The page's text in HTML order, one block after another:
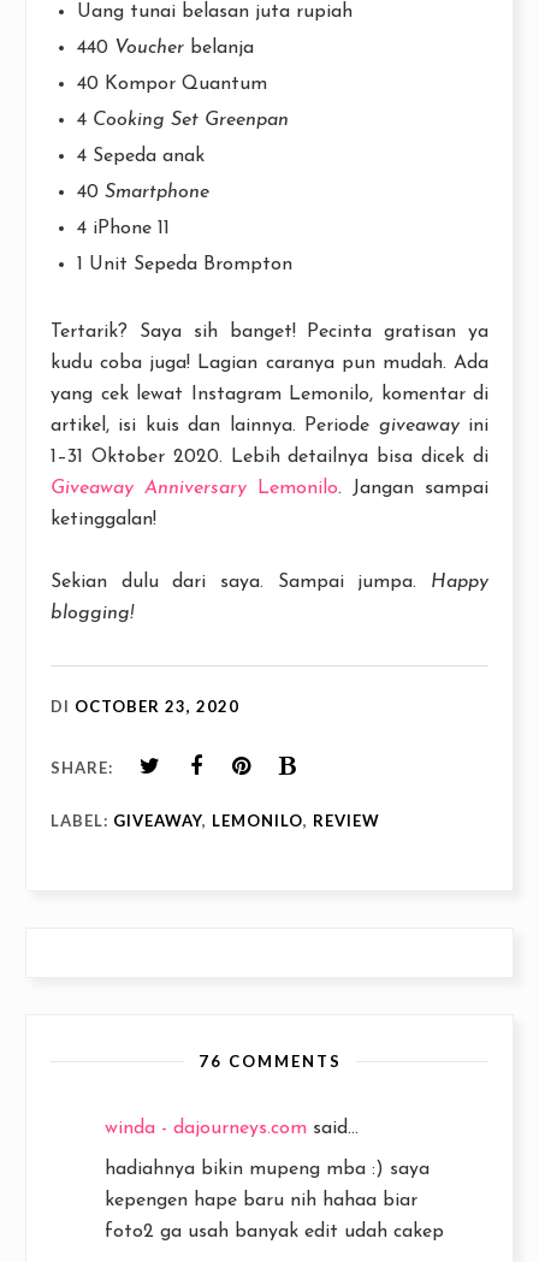
Uang tunai belasan juta rupiah
440 Voucher belanja
40 Kompor Quantum
4 Cooking Set Greenpan
4 Sepeda anak
40Smartphone
4 iPhone 11
1 Unit Sepeda Brompton
Tertarik? Saya sih banget! Pecinta gratisan ya
kudu coba juga! Lagian caranya pun mudah. Ada
yang cek lewat Instagram Lemonilo, komentar di
artikel, isi kuis dan lainnya. Periode giveawayini
1–31 Oktober 2020. Lebih detailnya bisa dicek di
Giveaway Anniversary Lemonilo. Jangan sampai
ketinggalan!
Sekian dulu dari saya. Sampai jumpa. Happy
blogging!
DI OCTOBER 23, 2020
SHARE:
LABEL: GIVEAWAY, LEMONILO, REVIEW
76 COMMENTS
winda - dajourneys.com said...
hadiahnya bikin mupeng mba :) saya
kepengen hape baru nih hahaa biar
foto2 ga usah banyak edit udah cakep